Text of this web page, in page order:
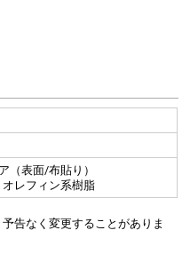
（表面/布貼り）
レフィン系樹脂
告なく変更することがありま